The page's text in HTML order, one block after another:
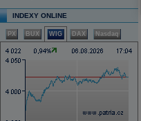
INDEXY ONLINE
PX BUX WIG DAX Nasdaq